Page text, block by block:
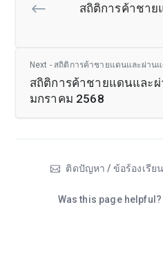
สถิติการค้าชา
Next - สถิติการค้าชายแดนและผ่าน
สถิติการค้าชายแดนและ
มกราคม 2568
ติดปัญหา / ข้อร้องเรียน
Was this page helpful?